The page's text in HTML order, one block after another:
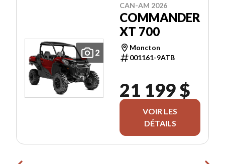
2
CAN-AM 2026
COMMANDER
XT 700
Moncton
001161-9ATB
21 199 $
VOIR LES
DÉTAILS